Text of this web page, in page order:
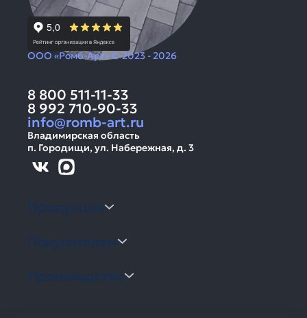
ООО «Ромб-Арт» © 2023 - 2026
8 800 511-11-33
8 992 710-90-33
info@romb-art.ru
Владимирская область
п. Городищи, ул. Набережная, д. 3
Продукция
Покупателям
Производство